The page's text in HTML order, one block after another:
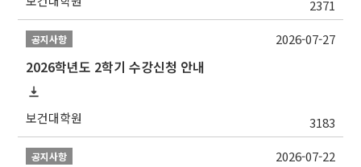
2371
공지사항
2026학년도 2학기 수강신청 안내
보건대학원 3183
2026-07-27
공지사항 2026-07-22